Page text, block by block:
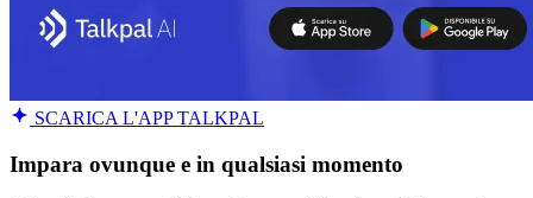
SCARICA L'APP TALKPAL
Impara ovunque e in qualsiasi momento